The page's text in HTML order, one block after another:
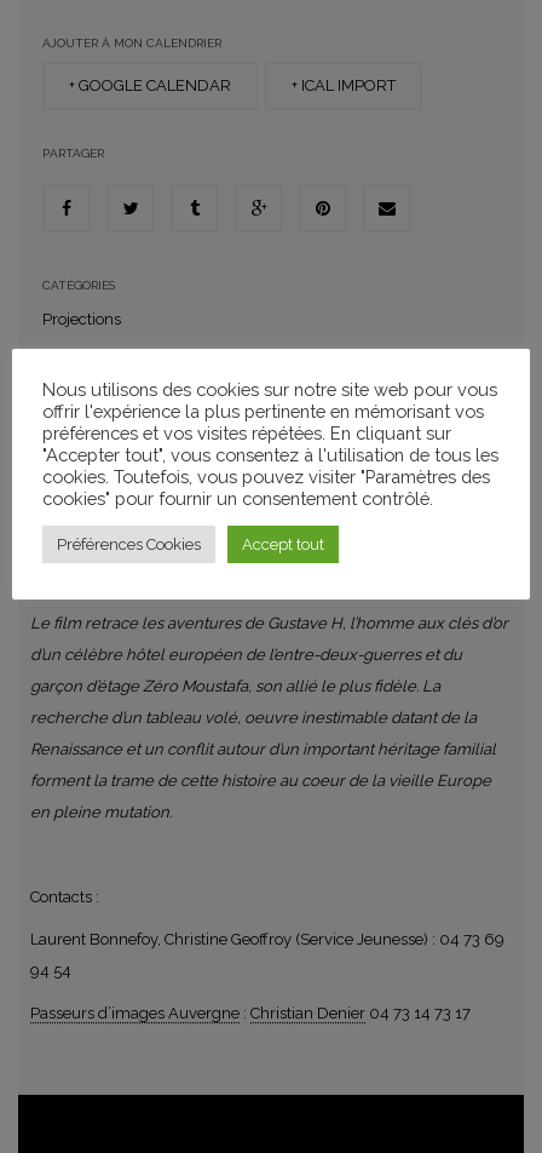
AJOUTER À MON CALENDRIER
+ GOOGLE CALENDAR + ICAL IMPORT
PARTAGER
CATÉGORIES
Projections
SÉANCE PLEIN AIR GRATUITE
PASSEURS D’IMAGES
Wes Anderson / Royaume-Uni, Allemagne / 2014 / 1h40
Le film retrace les aventures de Gustave H, l’homme aux clés d’or
d’un célèbre hôtel européen de l’entre-deux-guerres et du
garçon d’étage Zéro Moustafa, son allié le plus fidèle. La
recherche d’un tableau volé, oeuvre inestimable datant de la
Renaissance et un conflit autour d’un important héritage familial
forment la trame de cette histoire au coeur de la vieille Europe
en pleine mutation.
Contacts :
Laurent Bonnefoy, Christine Geoffroy (Service Jeunesse) : 04 73 69
94 54
Passeurs d’images Auvergne : Christian Denier 04 73 14 73 17
Nous utilisons des cookies sur notre site web pour vous
offrir l'expérience la plus pertinente en mémorisant vos
préférences et vos visites répétées. En cliquant sur
"Accepter tout", vous consentez à l'utilisation de tous les
cookies. Toutefois, vous pouvez visiter "Paramètres des
cookies" pour fournir un consentement contrôlé.
Préférences Cookies Accept tout